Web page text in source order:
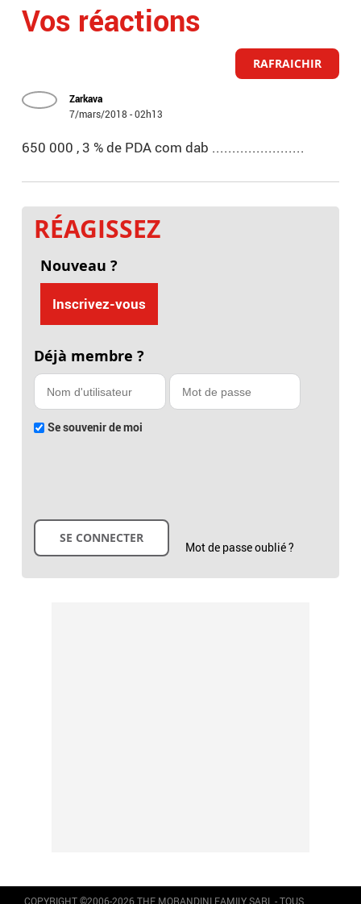
Vos réactions
RAFRAICHIR
Zarkava
7/mars/2018 - 02h13
650 000 , 3 % de PDA com dab .......................
RÉAGISSEZ
Nouveau ?
Inscrivez-vous
Déjà membre ?
Se souvenir de moi
Mot de passe oublié ?
COPYRIGHT ©2006-2026 THE MORANDINI FAMILY SARL - TOUS